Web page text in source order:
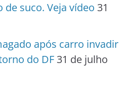
suco. Veja vídeo 31
após carro invadir
do DF 31 de julho